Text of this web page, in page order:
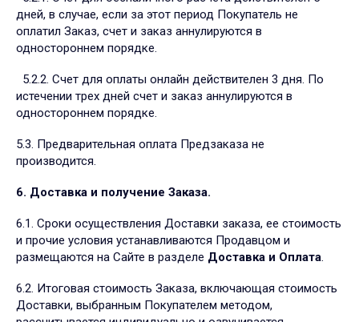
дней, в случае, если за этот период Покупатель не
оплатил Заказ, счет и заказ аннулируются в
одностороннем порядке.
5.2.2. Счет для оплаты онлайн действителен 3 дня. По
истечении трех дней счет и заказ аннулируются в
одностороннем порядке.
5.3. Предварительная оплата Предзаказа не
производится.
6. Доставка и получение Заказа.
6.1. Сроки осуществления Доставки заказа, ее стоимость
и прочие условия устанавливаются Продавцом и
размещаются на Сайте в разделе Доставка и Оплата.
6.2. Итоговая стоимость Заказа, включающая стоимость
Доставки, выбранным Покупателем методом,